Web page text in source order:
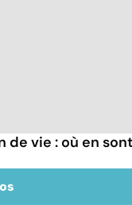
de vie : où en